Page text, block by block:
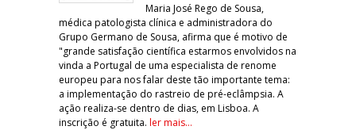
Maria José Rego de Sousa,
médica patologista clínica e administradora do
Grupo Germano de Sousa, afirma que é motivo de
"grande satisfação científica estarmos envolvidos na
vinda a Portugal de uma especialista de renome
europeu para nos falar deste tão importante tema:
a implementação do rastreio de pré-eclâmpsia. A
ação realiza-se dentro de dias, em Lisboa. A
inscrição é gratuita. ler mais...